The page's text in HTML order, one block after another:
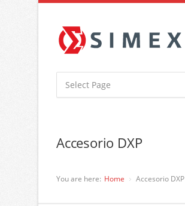
Accesorio DXP
You are here: Home Accesorio DXP